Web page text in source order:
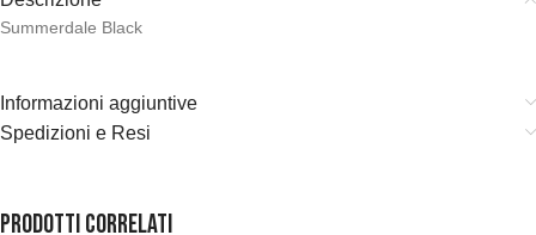
Summerdale Black
Informazioni aggiuntive
Spedizioni e Resi
Prodotti correlati